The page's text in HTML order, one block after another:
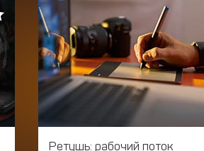
Ретушь: рабочий поток